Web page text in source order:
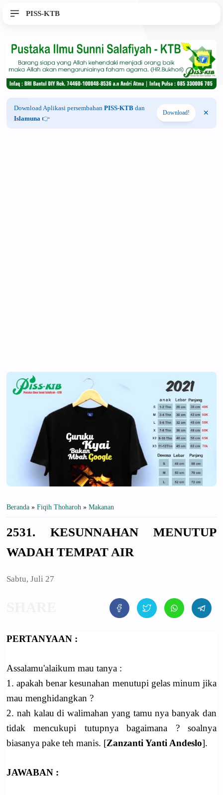
PISS-KTB
Download Aplikasi persembahan PISS-KTB dan
Islamuna 👉
Download!
Beranda » Fiqih Thoharoh » Makanan
2531. KESUNNAHAN MENUTUP
WADAH TEMPAT AIR
Sabtu, Juli 27
PERTANYAAN :
Assalamu'alaikum mau tanya :
1. apakah benar kesunahan menutupi gelas minum jika
mau menghidangkan ?
2. nah kalau di walimahan yang tamu nya banyak dan
tidak mencukupi tutupnya bagaimana ? soalnya
biasanya pake teh manis. [Zanzanti Yanti Andeslo].
JAWABAN :